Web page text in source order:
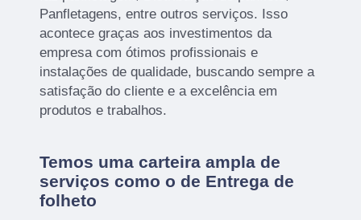
Panfletagens, entre outros serviços. Isso
acontece graças aos investimentos da
empresa com ótimos profissionais e
instalações de qualidade, buscando sempre a
satisfação do cliente e a excelência em
produtos e trabalhos.
Temos uma carteira ampla de
serviços como o de Entrega de
folheto